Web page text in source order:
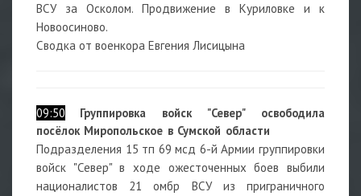
ВСУ за Осколом. Продвижение в Куриловке и к
Новоосиново.
Сводка от военкора Евгения Лисицына
09:50
Группировка войск "Север" освободила
посёлок Миропольское в Сумской области
Подразделения 15 тп 69 мсд 6-й Армии группировки
войск "Север" в ходе ожесточенных боев выбили
националистов 21 омбр ВСУ из приграничного